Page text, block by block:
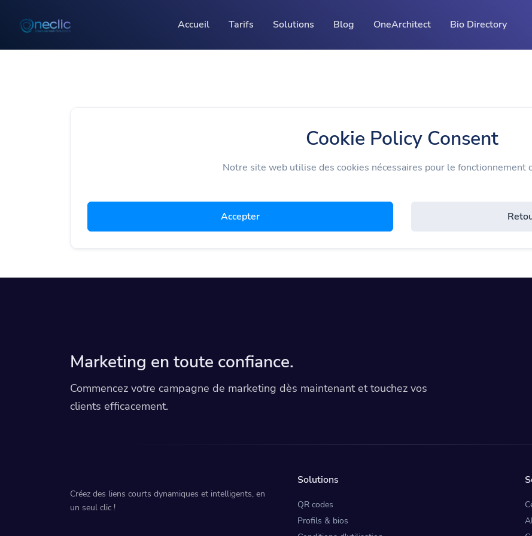
Accueil Tarifs Solutions
Centre d'assistance
Consultez notre centre d'assistance
Partage de fichiers
Suivez le partage de vos fichiers par lien et le
nombre de clics
Blog OneArchitect Bio Directory
Cookie Policy Consent
Notre site web utilise des cookies nécessaires pour le fonctionnement
Accepter
Marketing en toute confiance.
Commencez votre campagne de marketing dès maintenant et touchez vos
clients efficacement.
Créez des liens courts dynamiques et intelligents, en
un seul clic !
Solutions
QR codes
Profils & bios